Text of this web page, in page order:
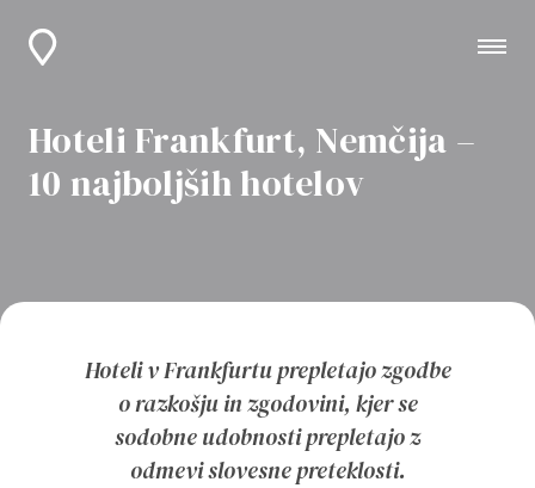
Hoteli Frankfurt, Nemčija –
10 najboljših hotelov
Hoteli v Frankfurtu prepletajo zgodbe
o razkošju in zgodovini, kjer se
sodobne udobnosti prepletajo z
odmevi slovesne preteklosti.